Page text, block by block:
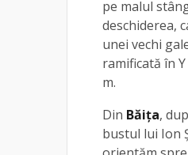
pe malul
deschiderea,
unei vechi
ramificată în
m.
Din Băiţa,
bustul lui Ion